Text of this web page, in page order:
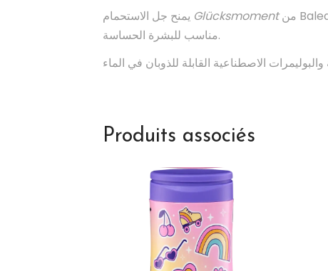
Glücksmomentمن Balea برائحته الزهرية إحساسًا ناعمًا على البشرة وتجربة عطرية مميزة. تركيبته اللطيفة تحمي البشرة من الجفاف، وهو
مناسب للبشرة الحساسة.
Produits associés